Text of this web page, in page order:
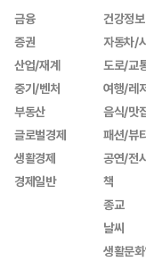
금융
증권
산업/재계
중기/벤처
부동산
글로벌경제
생활경제
경제일반
건강정보
자동차/
도로/교
여행/레
음식/맛
패션/뷰
공연/전
책
종교
날씨
생활문